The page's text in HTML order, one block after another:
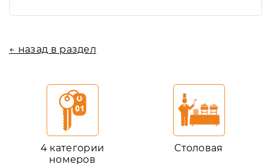
← назад в раздел
4 категории
номеров
Столовая